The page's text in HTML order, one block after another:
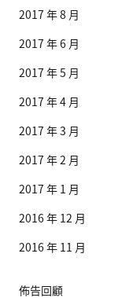
2017 年 8 月
2017 年 6 月
2017 年 5 月
2017 年 4 月
2017 年 3 月
2017 年 2 月
2017 年 1 月
2016 年 12 月
2016 年 11 月
佈告回顧